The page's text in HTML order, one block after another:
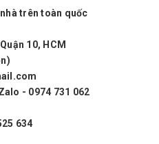
trên toàn quốc
10, HCM
- 0974 731 062
634